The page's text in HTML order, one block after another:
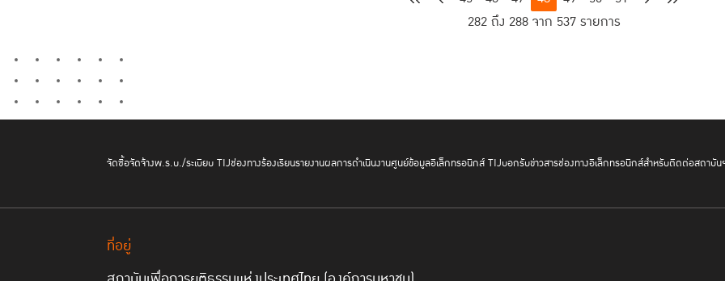
282 ถึง 288 จาก 537 รายการ
จัดซื้อจัดจ้างพ.ร.บ./ระเบียบ TIJช่องทางร้องเรียนรายงานผลการดำเนินงานศูนย์ข้อมูลอิเล็กทรอนิกส์ TIJบอกรับข่าวสารช่องทางอิเล็กทรอนิกส์สำหรับติดต่อสถาบัน
ที่อยู่